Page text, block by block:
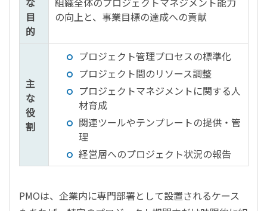
目
的
の向上と、事業目標の達成への貢献
主
な
役
割
プロジェクト管理プロセスの標準化
プロジェクト間のリソース調整
プロジェクトマネジメントに関する人
材育成
関連ツールやテンプレートの提供・管
理
経営層へのプロジェクト状況の報告
PMOは、企業内に専門部署として設置されるケース